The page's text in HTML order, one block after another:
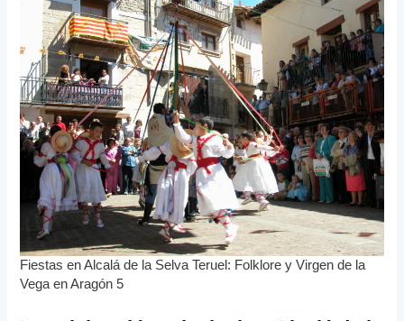
Fiestas en Alcalá de la Selva Teruel: Folklore y Virgen de la
Vega en Aragón 5